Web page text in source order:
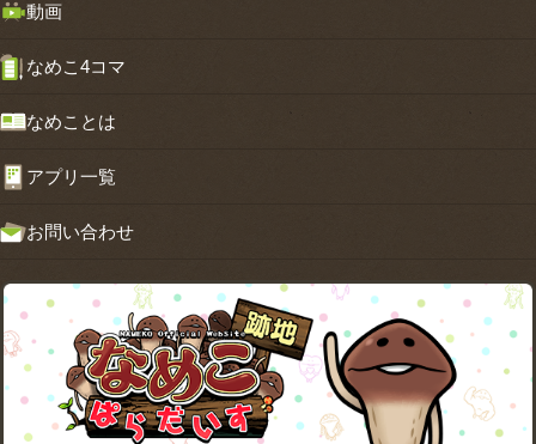
動画
なめこ4コマ
なめことは
アプリ一覧
お問い合わせ